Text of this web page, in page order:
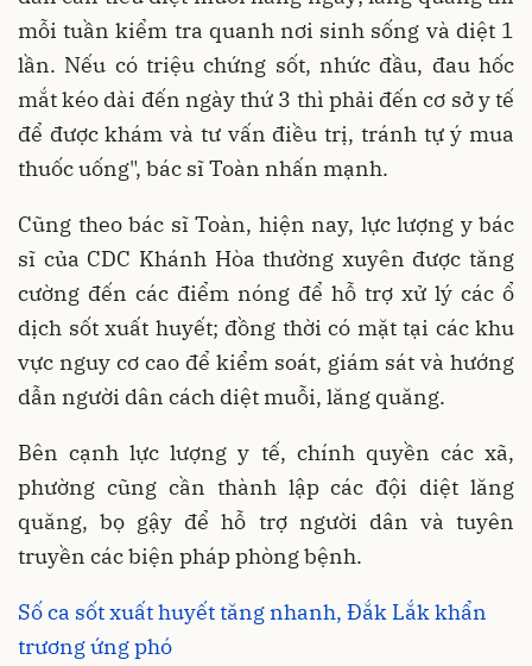
mỗi tuần kiểm tra quanh nơi sinh sống và diệt 1
lần. Nếu có triệu chứng sốt, nhức đầu, đau hốc
mắt kéo dài đến ngày thứ 3 thì phải đến cơ sở y tế
để được khám và tư vấn điều trị, tránh tự ý mua
thuốc uống", bác sĩ Toàn nhấn mạnh.
Cũng theo bác sĩ Toàn, hiện nay, lực lượng y bác
sĩ của CDC Khánh Hòa thường xuyên được tăng
cường đến các điểm nóng để hỗ trợ xử lý các ổ
dịch sốt xuất huyết; đồng thời có mặt tại các khu
vực nguy cơ cao để kiểm soát, giám sát và hướng
dẫn người dân cách diệt muỗi, lăng quăng.
Bên cạnh lực lượng y tế, chính quyền các xã,
phường cũng cần thành lập các đội diệt lăng
quăng, bọ gậy để hỗ trợ người dân và tuyên
truyền các biện pháp phòng bệnh.
Số ca sốt xuất huyết tăng nhanh, Đắk Lắk khẩn
trương ứng phó